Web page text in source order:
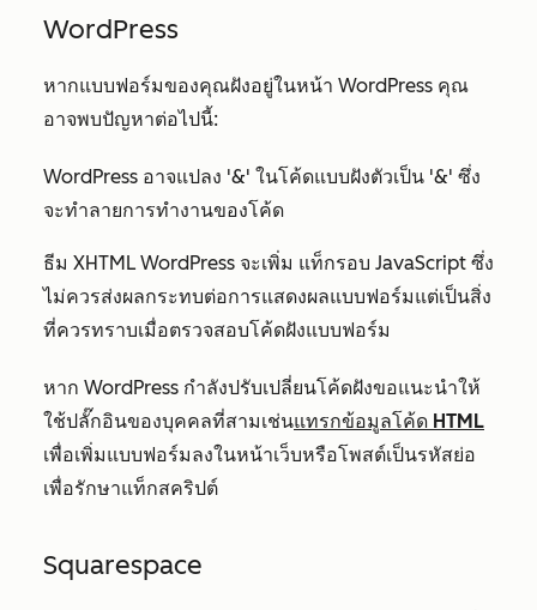
WordPress
หากแบบฟอร์มของคุณฝังอยู่ในหน้า WordPress คุณ
อาจพบปัญหาต่อไปนี้:
WordPress อาจแปลง '&' ในโค้ดแบบฝังตัวเป็น '&' ซึ่ง
จะทำลายการทำงานของโค้ด
ธีม XHTML WordPress จะเพิ่ม แท็กรอบ JavaScript ซึ่ง
ไม่ควรส่งผลกระทบต่อการแสดงผลแบบฟอร์มแต่เป็นสิ่ง
ที่ควรทราบเมื่อตรวจสอบโค้ดฝังแบบฟอร์ม
หาก WordPress กำลังปรับเปลี่ยนโค้ดฝังขอแนะนำให้
ใช้ปลั๊กอินของบุคคลที่สามเช่นแทรกข้อมูลโค้ด HTML
เพื่อเพิ่มแบบฟอร์มลงในหน้าเว็บหรือโพสต์เป็นรหัสย่อ
เพื่อรักษาแท็กสคริปต์
Squarespace